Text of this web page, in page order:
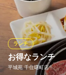
【Aランチ】
1,980円(税込)
【メインデ
2,090円(税込)
をはじめ、ランチ
ただけます！焼
定食、ロースト
いますので、お仕
おすすめラ
お得なランチ
平城苑 千住曙町店
ランチ